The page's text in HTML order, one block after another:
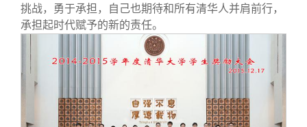
挑战，勇于承担，自己也期待和所有清华人并肩前行，
承担起时代赋予的新的责任。